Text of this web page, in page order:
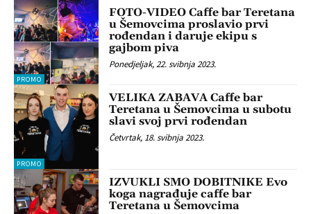
PROMO
FOTO-VIDEO Caffe bar Teretana
u Šemovcima proslavio prvi
rođendan i daruje ekipu s
gajbom piva
Ponedjeljak, 22. svibnja 2023.
PROMO
VELIKA ZABAVA Caffe bar
Teretana u Šemovcima u subotu
slavi svoj prvi rođendan
Četvrtak, 18. svibnja 2023.
IZVUKLI SMO DOBITNIKE Evo
koga nagrađuje caffe bar
Teretana u Šemovcima